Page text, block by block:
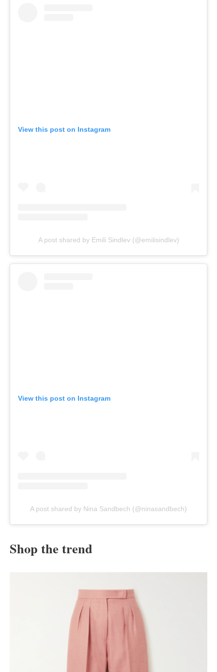
View this post on Instagram
A post shared by Emili Sindlev (@emilisindlev)
View this post on Instagram
A post shared by Nina Sandbech (@ninasandbech)
Shop the trend